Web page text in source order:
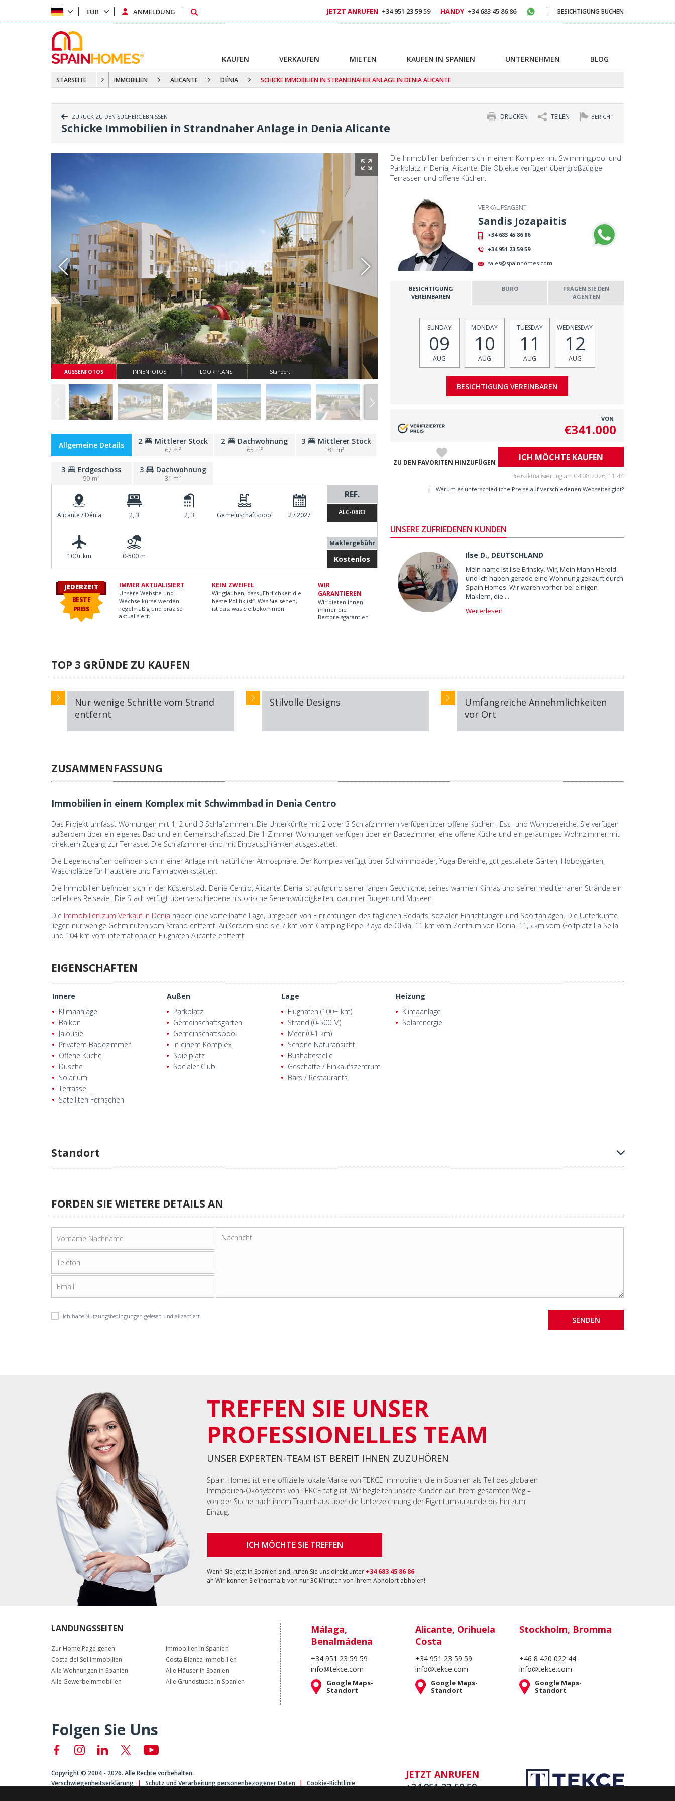
STARSEITE IMMOBILIEN ALICANTE DÉNIA SCHICKE IMMOBILIEN IN STRANDNAHER ANLAGE IN DENIA ALICANTE
ZURÜCK ZU DEN SUCHERGEBNISSEN BERICHT
TEILEN
DRUCKEN
Schicke Immobilien in Strandnaher Anlage in Denia Alicante
AUSSENFOTOS INNENFOTOS FLOOR PLANS Standort
Allgemeine Details 2 Mittlerer Stock
67 m²
2 Dachwohnung
65 m²
3 Mittlerer Stock
81 m²
3 Erdgeschoss
90 m²
3 Dachwohnung
81 m²
REF.
ALC-0883
Maklergebühr
Kostenlos
Alicante / Dénia 2, 3 2, 3 Gemeinschaftspool 2 / 2027
100+ km 0-500 m
JEDERZEIT
BESTE
PREIS
IMMER AKTUALISIERT
Unsere Website und
Wechselkurse werden
regelmäßig und präzise
aktualisiert.
KEIN ZWEIFEL
Wir glauben, dass „Ehrlichkeit die
beste Politik ist“. Was Sie sehen,
ist das, was Sie bekommen.
WIR
GARANTIEREN
Wir bieten Ihnen
immer die
Bestpreisgarantien.
Die Immobilien befinden sich in einem Komplex mit Swimmingpool und
Parkplatz in Denia, Alicante. Die Objekte verfügen über großzügige
Terrassen und offene Küchen.
VERKAUFSAGENT
Sandis Jozapaitis
+34 683 45 86 86
+34 951 23 59 59
sales@spainhomes.com
Whatsapp
BESICHTIGUNG
VEREINBAREN
BÜRO
FRAGEN SIE DEN
AGENTEN
SUNDAY
09
AUG
MONDAY
10
AUG
TUESDAY
11
AUG
WEDNESDAY
12
AUG
VON
€341.000
ZU DEN FAVORITEN HINZUFÜGEN ICH MÖCHTE KAUFEN
Preisaktualisierung am 04.08.2026, 11.44
Warum es unterschiedliche Preise auf verschiedenen Webseites gibt?
UNSERE ZUFRIEDENEN KUNDEN
Ilse D., DEUTSCHLAND
Mein name ist Ilse Erinsky. Wir, Mein Mann Herold
und Ich haben gerade eine Wohnung gekauft durch
Spain Homes. Wir waren vorher bei einigen
Maklern, die ...
Weiterlesen
TOP 3 GRÜNDE ZU KAUFEN
Nur wenige Schritte vom Strand
entfernt
Stilvolle Designs
Umfangreiche Annehmlichkeiten
vor Ort
ZUSAMMENFASSUNG
Immobilien in einem Komplex mit Schwimmbad in Denia Centro
Das Projekt umfasst Wohnungen mit 1, 2 und 3 Schlafzimmern. Die Unterkünfte mit 2 oder 3 Schlafzimmern verfügen über offene Küchen-, Ess- und Wohnbereiche. Sie verfügen
außerdem über ein eigenes Bad und ein Gemeinschaftsbad. Die 1-Zimmer-Wohnungen verfügen über ein Badezimmer, eine offene Küche und ein geräumiges Wohnzimmer mit
direktem Zugang zur Terrasse. Die Schlafzimmer sind mit Einbauschränken ausgestattet.
Die Liegenschaften befinden sich in einer Anlage mit natürlicher Atmosphäre. Der Komplex verfügt über Schwimmbäder, Yoga-Bereiche, gut gestaltete Gärten, Hobbygärten,
Waschplätze für Haustiere und Fahrradwerkstätten.
Die Immobilien befinden sich in der Küstenstadt Denia Centro, Alicante. Denia ist aufgrund seiner langen Geschichte, seines warmen Klimas und seiner mediterranen Strände ein
beliebtes Reiseziel. Die Stadt verfügt über verschiedene historische Sehenswürdigkeiten, darunter Burgen und Museen.
Die Immobilien zum Verkauf in Denia haben eine vorteilhafte Lage, umgeben von Einrichtungen des täglichen Bedarfs, sozialen Einrichtungen und Sportanlagen. Die Unterkünfte
liegen nur wenige Gehminuten vom Strand entfernt. Außerdem sind sie 7 km vom Camping Pepe Playa de Olivia, 11 km vom Zentrum von Denia, 11,5 km vom Golfplatz La Sella
und 104 km vom internationalen Flughafen Alicante entfernt.
EIGENSCHAFTEN
Innere
Klimaanlage
Balkon
Jalousie
Privatem Badezimmer
Offene Küche
Dusche
Solarium
Terrasse
Satelliten Fernsehen
Außen
Parkplatz
Gemeinschaftsgarten
Gemeinschaftspool
In einem Komplex
Spielplatz
Socialer Club
Lage
Flughafen (100+ km)
Strand (0-500 M)
Meer (0-1 km)
Schöne Naturansicht
Bushaltestelle
Geschäfte / Einkaufszentrum
Bars / Restaurants
Heizung
Klimaanlage
Solarenergie
Standort
FORDEN SIE WIETERE DETAILS AN
Ich habe Nutzungsbedingungen gelesen und akzeptiert
EUR ANMELDUNG JETZT ANRUFEN +34 951 23 59 59 HANDY +34 683 45 86 86 BESICHTIGUNG BUCHEN
KAUFEN VERKAUFEN MIETEN KAUFEN IN SPANIEN UNTERNEHMEN BLOG
TREFFEN SIE UNSER
PROFESSIONELLES TEAM
UNSER EXPERTEN-TEAM IST BEREIT IHNEN ZUZUHÖREN
Spain Homes ist eine offizielle lokale Marke von TEKCE Immobilien, die in Spanien als Teil des globalen
Immobilien-Ökosystems von TEKCE tätig ist. Wir begleiten unsere Kunden auf ihrem gesamten Weg –
von der Suche nach ihrem Traumhaus über die Unterzeichnung der Eigentumsurkunde bis hin zum
Einzug.
ICH MÖCHTE SIE TREFFEN
Wenn Sie jetzt in Spanien sind, rufen Sie uns direkt unter +34 683 45 86 86
an Wir können Sie innerhalb von nur 30 Minuten von Ihrem Abholort abholen!
LANDUNGSSEITEN
Zur Home Page gehen
Immobilien in Spanien
Costa del Sol Immobilien
Costa Blanca Immobilien
Alle Wohnungen in Spanien
Alle Häuser in Spanien
Alle Gewerbeimmobilien
Alle Grundstücke in Spanien
Málaga,
Benalmádena
+34 951 23 59 59
info@tekce.com
Google Maps-
Standort
Alicante, Orihuela
Costa
+34 951 23 59 59
info@tekce.com
Google Maps-
Standort
Stockholm, Bromma
+46 8 420 022 44
info@tekce.com
Google Maps-
Standort
Folgen Sie Uns
Copyright © 2004 - 2026. Alle Rechte vorbehalten.
Verschwiegenheitserklärung
Schutz und Verarbeitung personenbezogener Daten Cookie-Richtlinie
JETZT ANRUFEN
+34 951 23 59 59